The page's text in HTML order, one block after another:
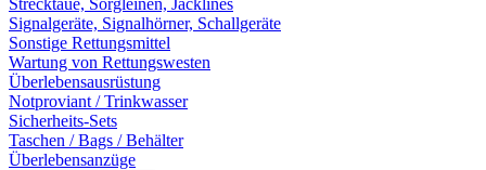
Strecktaue, Sorgleinen, Jacklines
Signalgeräte, Signalhörner, Schallgeräte
Sonstige Rettungsmittel
Wartung von Rettungswesten
Überlebensausrüstung
Notproviant / Trinkwasser
Sicherheits-Sets
Taschen / Bags / Behälter
Überlebensanzüge